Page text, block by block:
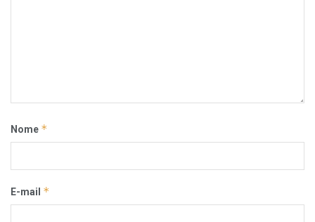
Nome *
E-mail *